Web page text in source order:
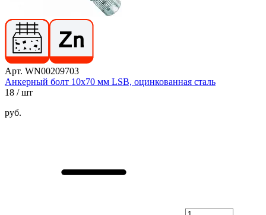
Арт. WN00209703
Анкерный болт 10х70 мм LSB, оцинкованная сталь
18 / шт
руб.